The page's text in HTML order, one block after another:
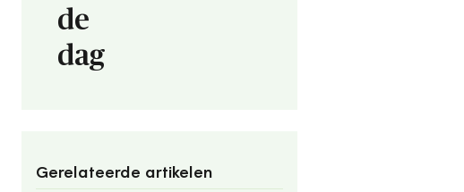
de
dag
Gerelateerde artikelen